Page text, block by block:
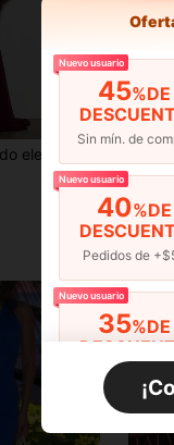
descubierta para fiesta, cita nocturna, aniversario, fiesta de graduación y cena formal
Nuevo usuario
45%DE
Sin mín. de
Nuevo usuario
40%DE
Pedidos de
Nuevo usuario
35%DE
Pedidos de
Nuevo usuario